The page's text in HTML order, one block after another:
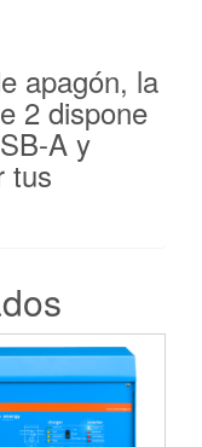
apagón, la
2 dispone
A y
tus